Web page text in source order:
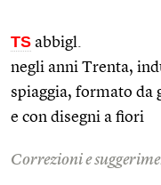
TS abbigl.
negli anni Trenta,
spiaggia, formato da
e con disegni a fiori
Correzioni e